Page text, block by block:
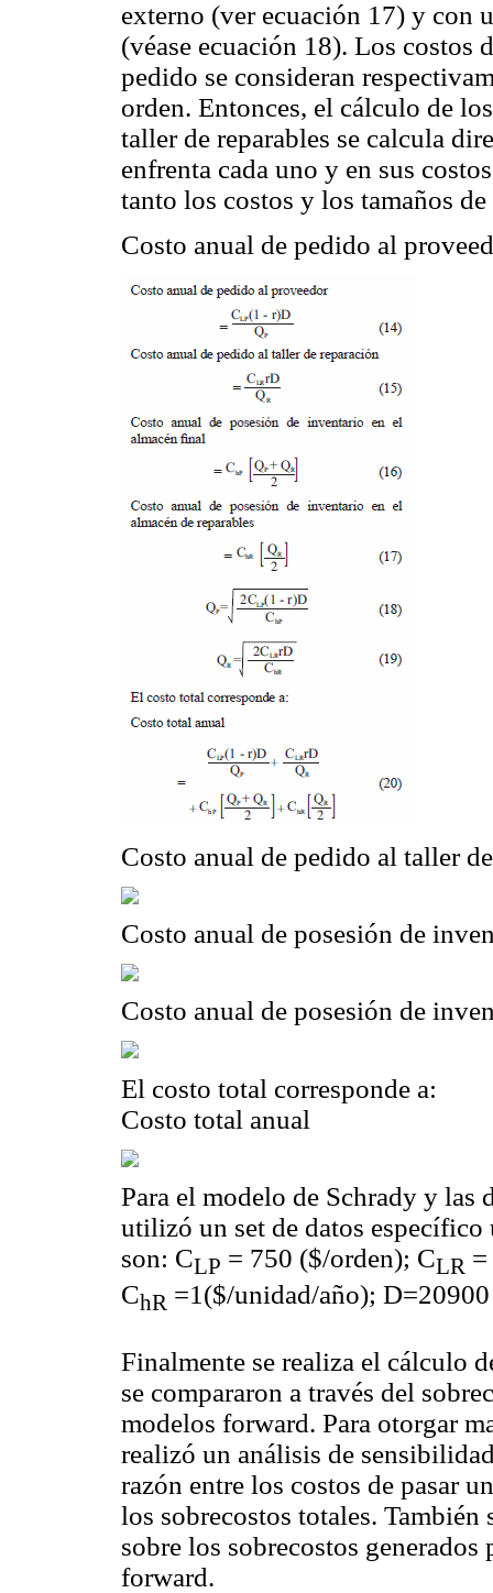
externo (ver ecuación 17) y con
(véase ecuación 18). Los costos
pedido se consideran
orden. Entonces, el cálculo de
taller de reparables se calcula
enfrenta cada uno y en sus
tanto los costos y los tamaños
Costo anual de pedido al
Costo anual de pedido al taller
Costo anual de posesión de
Costo anual de posesión de
El costo total corresponde a:
Costo total anual
Para el modelo de Schrady y las
utilizó un set de datos
son: CLP = 750 ($/orden); CLR
ChR =1($/unidad/año);
Finalmente se realiza el cálculo
se compararon a través del
modelos forward. Para otorgar
realizó un análisis de
razón entre los costos de pasar
los sobrecostos totales.
sobre los sobrecostos
forward.